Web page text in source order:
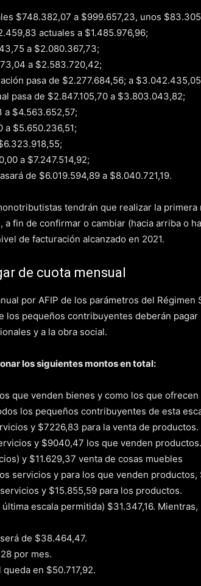
$748.382,07 a $999.657,23, unos
actuales a $1.485.976,96;
a $2.080.367,73;
a $2.583.720,42;
pasa de $2.277.684,56; a
pasa de $2.847.105,70 a $3.803.043,82;
a $4.563.652,57;
a $5.650.236,51;
a $7.247.514,92;
de $6.019.594,89 a $8.040.721,19.
tendrán que realizar la
a fin de confirmar o cambiar (hacia arriba o
de facturación alcanzado en 2021.
de cuota mensual
por AFIP de los parámetros del Régimen
los pequeños contribuyentes deberán
y a la obra social.
los siguientes montos en total:
que venden bienes y como los que
los pequeños contribuyentes de esta
y $7226,83 para la venta de productos.
y $9040,47 los que venden productos.
y $11.629,37 venta de cosas muebles
servicios y para los que venden productos,
y $15.855,59 para los productos.
escala permitida) $31.347,16.
de $38.464,47.
por mes.
en $50.717,92.